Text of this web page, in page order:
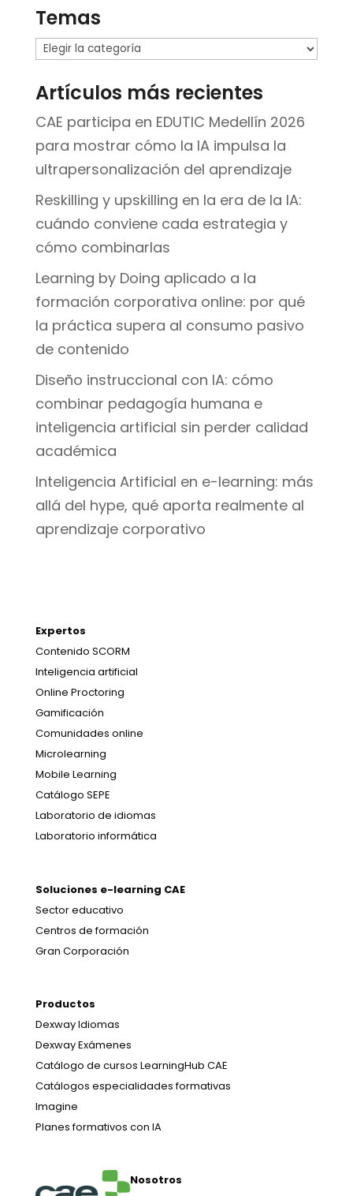
Temas
Temas
Artículos más recientes
CAE participa en EDUTIC Medellín 2026
para mostrar cómo la IA impulsa la
ultrapersonalización del aprendizaje
Reskilling y upskilling en la era de la IA:
cuándo conviene cada estrategia y
cómo combinarlas
Learning by Doing aplicado a la
formación corporativa online: por qué
la práctica supera al consumo pasivo
de contenido
Diseño instruccional con IA: cómo
combinar pedagogía humana e
inteligencia artificial sin perder calidad
académica
Inteligencia Artificial en e-learning: más
allá del hype, qué aporta realmente al
aprendizaje corporativo
Expertos
Contenido SCORM
Inteligencia artificial
Online Proctoring
Gamificación
Comunidades online
Microlearning
Mobile Learning
Catálogo SEPE
Laboratorio de idiomas
Laboratorio informática
Soluciones e-learning CAE
Sector educativo
Centros de formación
Gran Corporación
Productos
Dexway Idiomas
Dexway Exámenes
Catálogo de cursos LearningHub CAE
Catálogos especialidades formativas
Imagine
Planes formativos con IA
Nosotros